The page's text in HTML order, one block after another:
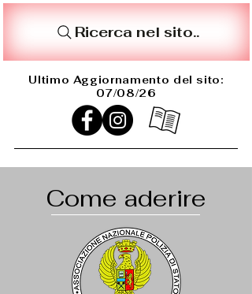
Ricerca nel sito..
Ultimo Aggiornamento del sito:
07/08/26
Come aderire